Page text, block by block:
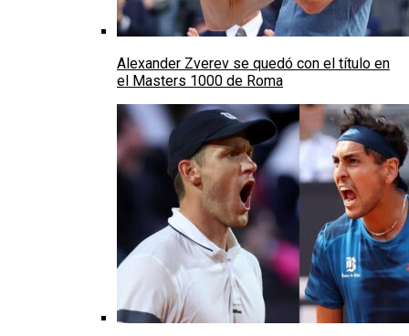
Alexander Zverev se quedó con el título en
el Masters 1000 de Roma